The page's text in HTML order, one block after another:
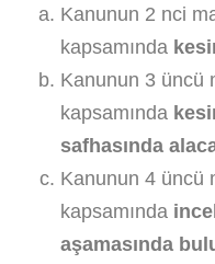
Kanunun 2 nci
kapsamında
Kanunun 3 üncü
kapsamında
safhasında
Kanunun 4 üncü
kapsamında
aşamasında